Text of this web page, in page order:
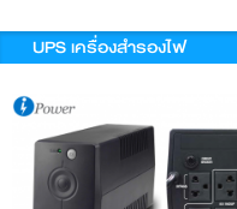
UPS เครื่องสำรองไฟ